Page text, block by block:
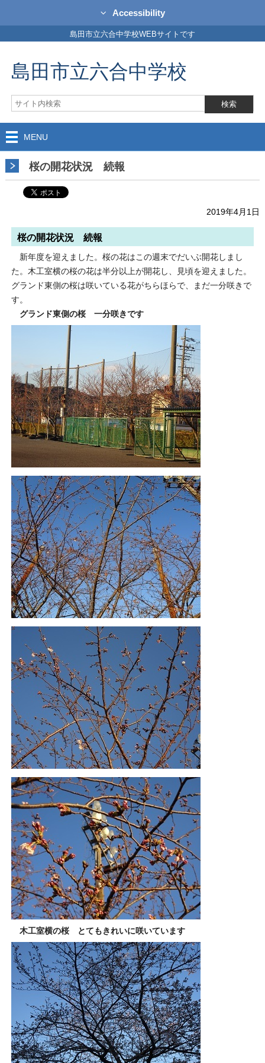
Accessibility
島田市立六合中学校WEBサイトです
島田市立六合中学校
MENU
桜の開花状況 続報
2019年4月1日
桜の開花状況 続報
新年度を迎えました。桜の花はこの週末でだいぶ開花しまし
た。木工室横の桜の花は半分以上が開花し、見頃を迎えました。
グランド東側の桜は咲いている花がちらほらで、まだ一分咲きで
す。
グランド東側の桜 一分咲きです
木工室横の桜 とてもきれいに咲いています